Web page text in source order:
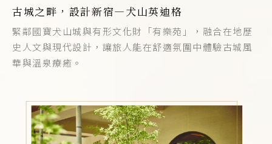
古城之畔，設計新宿—犬山英迪格
緊鄰國寶犬山城與有形文化財「有樂苑」，融合在地歷
史人文與現代設計，讓旅人能在舒適氛圍中體驗古城風
華與溫泉療癒。